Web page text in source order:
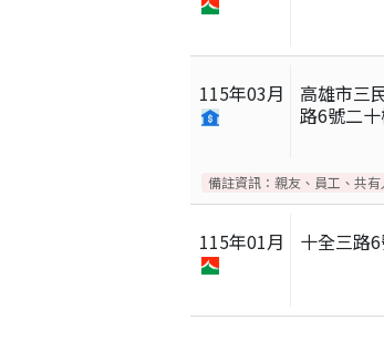
115年03月
高雄市三
路6號二
備註資訊： 親友、員工、共有
115年01月 十全三路